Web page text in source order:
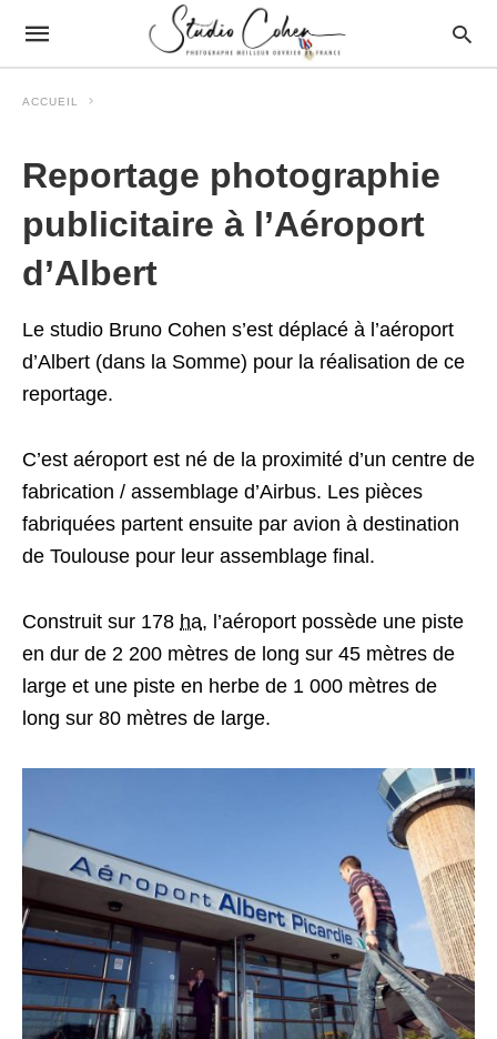
ACCUEIL
Reportage photographie
publicitaire à l’Aéroport
d’Albert
Le studio Bruno Cohen s’est déplacé à l’aéroport
d’Albert (dans la Somme) pour la réalisation de ce
reportage.
C’est aéroport est né de la proximité d’un centre de
fabrication / assemblage d’Airbus. Les pièces
fabriquées partent ensuite par avion à destination
de Toulouse pour leur assemblage final.
Construit sur 178 ha, l’aéroport possède une piste
en dur de 2 200 mètres de long sur 45 mètres de
large et une piste en herbe de 1 000 mètres de
long sur 80 mètres de large.